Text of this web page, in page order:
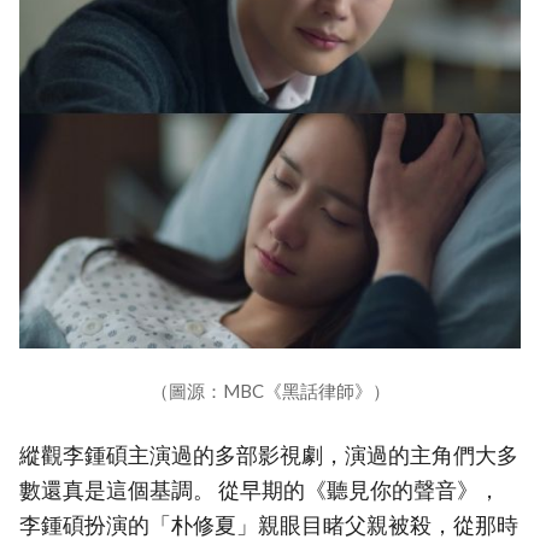
（圖源：MBC《黑話律師》）
縱觀李鍾碩主演過的多部影視劇，演過的主角們大多
數還真是這個基調。 從早期的《聽見你的聲音》，
李鍾碩扮演的「朴修夏」親眼目睹父親被殺，從那時